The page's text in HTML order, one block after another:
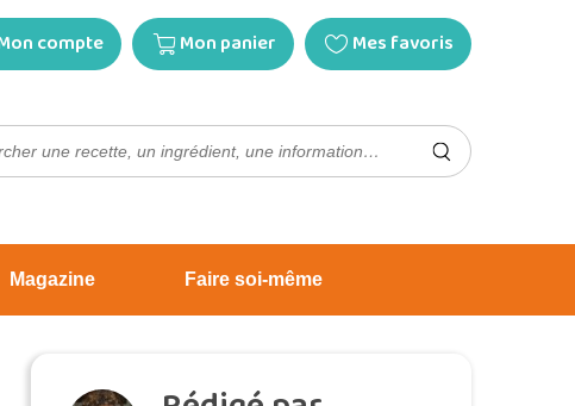
compte Mon panier Mes favoris
:
Magazine Faire soi-même